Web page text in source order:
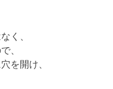
く、
、
を開け、